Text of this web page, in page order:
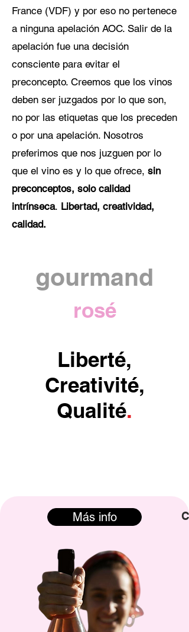
France (VDF) y por eso no pertenece
a ninguna apelación AOC. Salir de la
apelación fue una decisión
consciente para evitar el
preconcepto. Creemos que los vinos
deben ser juzgados por lo que son,
no por las etiquetas que los preceden
o por una apelación. Nosotros
preferimos que nos juzguen por lo
que el vino es y lo que ofrece, sin
preconceptos, solo calidad
intrínseca. Libertad, creatividad,
calidad.
gourmand
rosé
Liberté,
Creativité,
Qualité.
Más info